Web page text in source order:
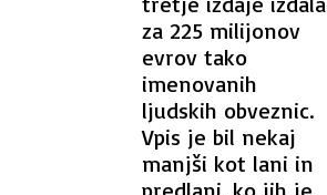
za 225 milijonov
evrov tako
imenovanih
ljudskih obveznic.
Vpis je bil nekaj
manjši kot lani in